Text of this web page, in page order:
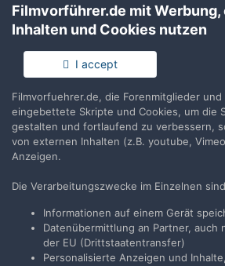
Du hast bereits ein Benutzerkonto?
Jetzt anmelden
Teilen
Zur Themenübersicht
Filmvorführer.de mit
Inhalten und Cookies nutzen
I accept
Filmvorfuehrer.de, die Forenmitglieder
eingebettete Skripte und Cookies, um die
gestalten und fortlaufend zu verbessern,
von externen Inhalten (z.B. youtube,
Anzeigen.
Die Verarbeitungszwecke im Einzelnen
Informationen auf einem Gerät
Datenübermittlung an Partner, auch
der EU (Drittstaatentransfer)
Personalisierte Anzeigen und